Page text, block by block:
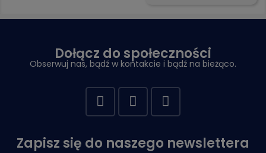
Dołącz do społeczności
Obserwuj nas, bądź w kontakcie i bądź na bieżąco.
Zapisz się do naszego newslettera